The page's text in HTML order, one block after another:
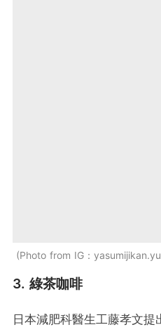
Photo from IG：yasumijikan.yu
3. 綠茶咖啡
日本減肥科醫生工藤孝文提